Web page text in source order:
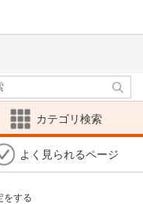
カテゴリ検索
よく見られるページ
をする